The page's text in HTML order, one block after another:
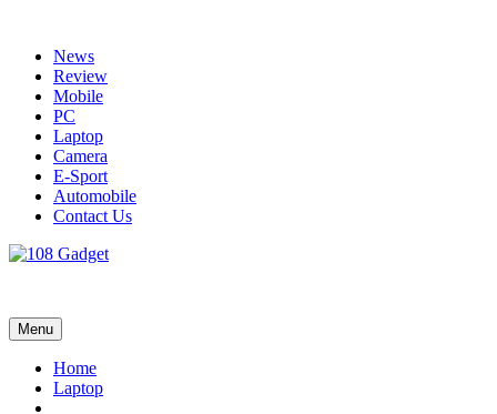
contentNews
Review
Mobile
PC
Laptop
Camera
E-Sport
Automobile
Contact Us
Menu
Home
Laptop